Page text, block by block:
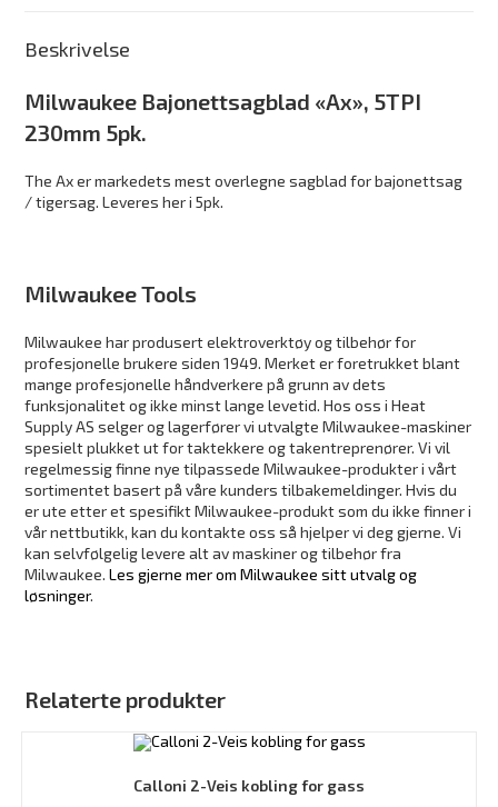
Beskrivelse
Milwaukee Bajonettsagblad «Ax», 5TPI
230mm 5pk.
The Ax er markedets mest overlegne sagblad for bajonettsag
/ tigersag. Leveres her i 5pk.
Milwaukee Tools
Milwaukee har produsert elektroverktøy og tilbehør for
profesjonelle brukere siden 1949. Merket er foretrukket blant
mange profesjonelle håndverkere på grunn av dets
funksjonalitet og ikke minst lange levetid. Hos oss i Heat
Supply AS selger og lagerfører vi utvalgte Milwaukee-maskiner
spesielt plukket ut for taktekkere og takentreprenører. Vi vil
regelmessig finne nye tilpassede Milwaukee-produkter i vårt
sortimentet basert på våre kunders tilbakemeldinger. Hvis du
er ute etter et spesifikt Milwaukee-produkt som du ikke finner i
vår nettbutikk, kan du kontakte oss så hjelper vi deg gjerne. Vi
kan selvfølgelig levere alt av maskiner og tilbehør fra
Milwaukee.Les gjerne mer om Milwaukee sitt utvalg og
løsninger.
Relaterte produkter
Calloni 2-Veis kobling for gass